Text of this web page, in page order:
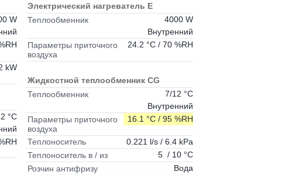
W
kW
°C
Электрический нагреватель E
Теплообменник
4000 W
Внутренний
Параметры приточного
воздуха
24.2 °C / 70 %RH
Жидкостной теплообменник CG
Теплообменник
7/12 °C
Внутренний
Параметры приточного
воздуха
16.1 °C / 95 %RH
Теплоноситель
0.221 l/s / 6.4 kPa
Теплоноситель в / из
5 / 10 °C
Розчин антифризу
Вода